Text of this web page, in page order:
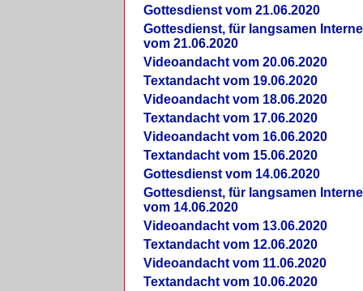
Gottesdienst vom 21.06.2020
Gottesdienst, für langsamen
vom 21.06.2020
Videoandacht vom 20.06.2020
Textandacht vom 19.06.2020
Videoandacht vom 18.06.2020
Textandacht vom 17.06.2020
Videoandacht vom 16.06.2020
Textandacht vom 15.06.2020
Gottesdienst vom 14.06.2020
Gottesdienst, für langsamen
vom 14.06.2020
Videoandacht vom 13.06.2020
Textandacht vom 12.06.2020
Videoandacht vom 11.06.2020
Textandacht vom 10.06.2020